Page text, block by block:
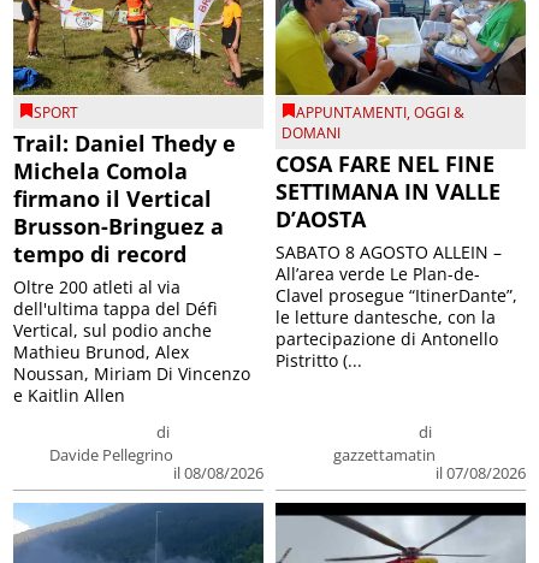
SPORT
Trail: Daniel Thedy e
Michela Comola
firmano il Vertical
Brusson-Bringuez a
tempo di record
di
Davide Pellegrino
il 08/08/2026
Oltre 200 atleti al via
dell'ultima tappa del Défì
Vertical, sul podio anche
Mathieu Brunod, Alex
Noussan, Miriam Di Vincenzo
e Kaitlin Allen
APPUNTAMENTI,OGGI &
DOMANI
COSA FARE NEL FINE
SETTIMANA IN VALLE
D’AOSTA
di
gazzettamatin
il 07/08/2026
SABATO 8 AGOSTO ALLEIN –
All’area verde Le Plan-de-
Clavel prosegue “ItinerDante”,
le letture dantesche, con la
partecipazione di Antonello
Pistritto (...